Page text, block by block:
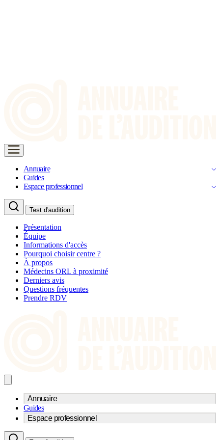
Annuaire
Guides
Espace professionnel
Test d'audition
Présentation
Équipe
Informations d'accès
Pourquoi choisir centre ?
À propos
Médecins ORL à proximité
Derniers avis
Questions fréquentes
Prendre RDV
Annuaire
Trouvez un professionnel de l'audition
Centre d'audioprothèse
Guides
Espace professionnel
Acteurs et services